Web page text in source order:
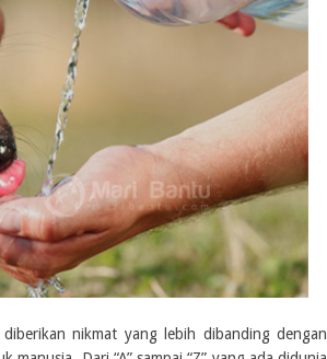
nikmat yang lebih dibanding dengan